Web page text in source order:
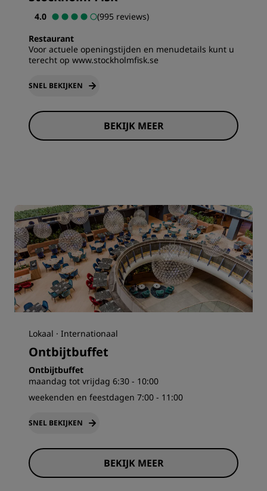
4.0
(995 reviews)
Restaurant
Voor actuele openingstijden en menudetails kunt u
terecht op www.stockholmfisk.se
SNEL BEKIJKEN
BEKIJK MEER
Lokaal · Internationaal
Ontbijtbuffet
Ontbijtbuffet
maandag tot vrijdag 6:30 - 10:00
weekenden en feestdagen 7:00 - 11:00
SNEL BEKIJKEN
BEKIJK MEER